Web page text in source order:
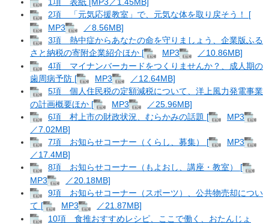
2項 「元気応援教室」で、元気な体を取り戻そう！ [
MP3
／8.56MB]
3項 熱中症からあなたの命を守りましょう、企業版ふる
さと納税の寄附企業紹介ほか [
MP3
／10.86MB]
4項 マイナンバーカードをつくりませんか？、成人期の
歯周病予防 [
MP3
／12.64MB]
5項 個人住民税の定額減税について、洋上風力発電事業
の計画概要ほか [
MP3
／25.96MB]
6項 村上市の財政状況、むらかみの話題 [
MP3
／7.02MB]
7項 お知らせコーナー（くらし、募集） [
MP3
／17.4MB]
8項 お知らせコーナー（もよおし、講座・教室） [
MP3
／20.18MB]
9項 お知らせコーナー（スポーツ）、公共物売却につい
て [
MP3
／21.87MB]
10項 食推おすすめレシピ、ここで働く、おたんじょ